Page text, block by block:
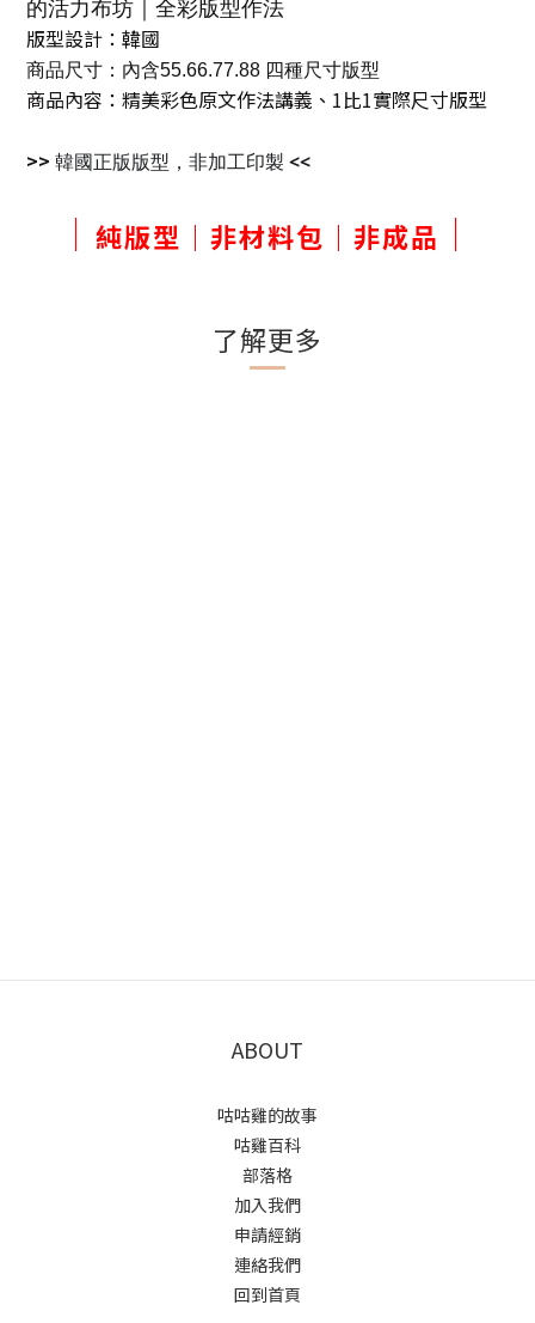
的活力布坊｜ 全彩版型作法
版型設計：韓國
商品尺寸： 內含55.66.77.88 四種尺寸版型
商品內容：精美彩色原文作法講義、1比1實際尺寸版型
>> 韓國正版版型， 非加工印製 <<
｜ 純版型｜非材料包｜非成品 ｜
了解更多
ABOUT
咕咕雞的故事
咕雞百科
部落格
加入我們
申請經銷
連絡我們
回到首頁